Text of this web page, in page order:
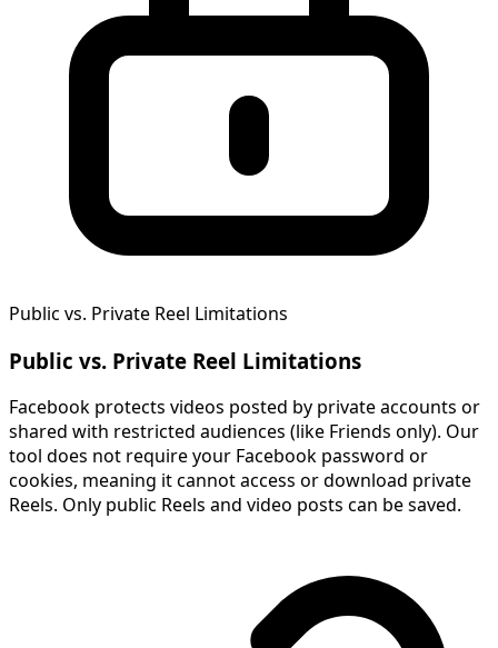
Public vs. Private Reel Limitations
Public vs. Private Reel Limitations
Facebook protects videos posted by private accounts or
shared with restricted audiences (like Friends only). Our
tool does not require your Facebook password or
cookies, meaning it cannot access or download private
Reels. Only public Reels and video posts can be saved.